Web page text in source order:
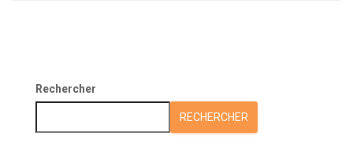
Rechercher
RECHERCHER